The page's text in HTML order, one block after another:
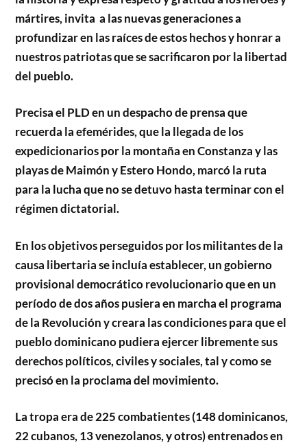
mártires, invita a las nuevas generaciones a
profundizar en las raíces de estos hechos y honrar a
nuestros patriotas que se sacrificaron por la libertad
del pueblo.
Precisa el PLD en un despacho de prensa que
recuerda la efemérides, que la llegada de los
expedicionarios por la montaña en Constanza y las
playas de Maimón y Estero Hondo, marcó la ruta
para la lucha que no se detuvo hasta terminar con el
régimen dictatorial.
En los objetivos perseguidos por los militantes de la
causa libertaria se incluía establecer, un gobierno
provisional democrático revolucionario que en un
período de dos años pusiera en marcha el programa
de la Revolución y creara las condiciones para que el
pueblo dominicano pudiera ejercer libremente sus
derechos políticos, civiles y sociales, tal y como se
precisó en la proclama del movimiento.
La tropa era de 225 combatientes (148 dominicanos,
22 cubanos, 13 venezolanos, y otros) entrenados en